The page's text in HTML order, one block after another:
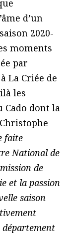
d’un
2020-
moments
par
La Criée de
les
Cado dont la
faite
National de
de
et la passion
saison
département